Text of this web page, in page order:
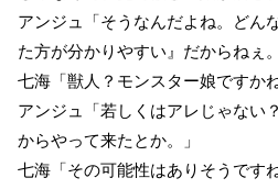
アンジュ「そうなんだよね。どん
た方が分かりやすい』だからねぇ。
七海「獣人？モンスター娘ですかね
アンジュ「若しくはアレじゃない
からやって来たとか。」
七海「その可能性はありそうですね